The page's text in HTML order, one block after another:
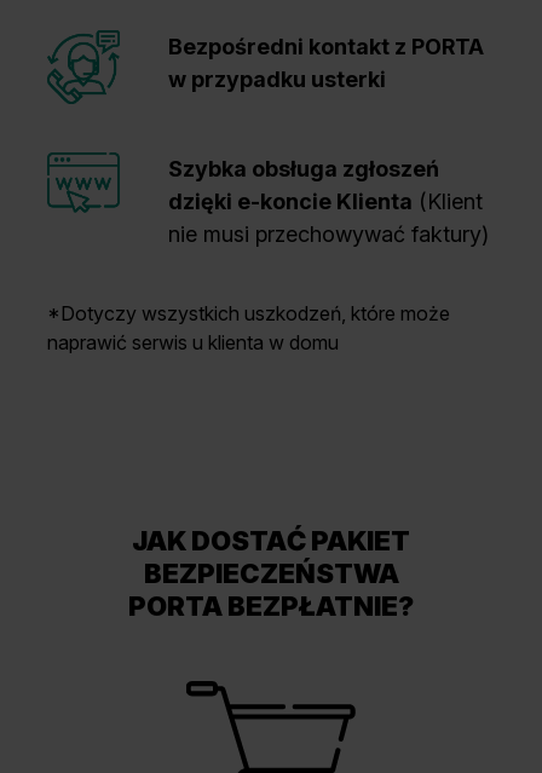
Bezpośredni kontakt z PORTA
w przypadku usterki
Szybka obsługa zgłoszeń
dzięki e-koncie Klienta (Klient
nie musi przechowywać faktury)
*Dotyczy wszystkich uszkodzeń, które może
naprawić serwis u klienta w domu
JAK DOSTAĆ PAKIET
BEZPIECZEŃSTWA
PORTA BEZPŁATNIE?